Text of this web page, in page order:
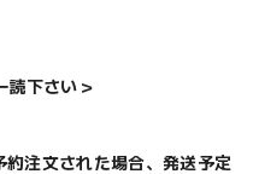
読下さい＞
約注文された場合、発送予定